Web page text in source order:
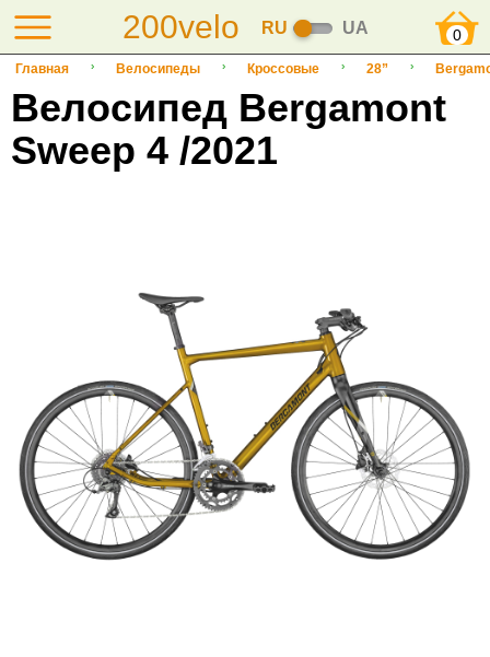
200velo RU UA 0
Главная Велосипеды Кроссовые 28”
Велосипед Bergamont
Sweep 4 /2021